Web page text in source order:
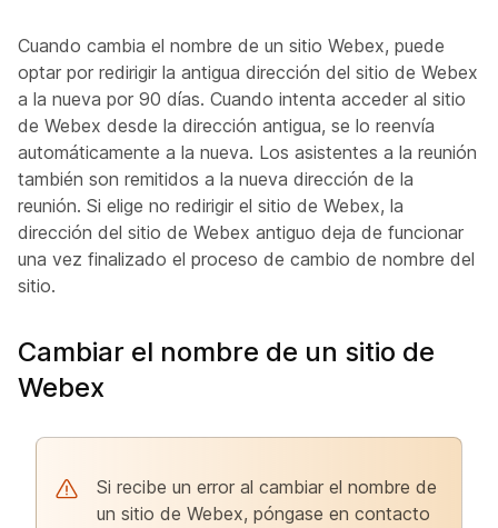
Cuando cambia el nombre de un sitio Webex, puede
optar por redirigir la antigua dirección del sitio de Webex
a la nueva por 90 días. Cuando intenta acceder al sitio
de Webex desde la dirección antigua, se lo reenvía
automáticamente a la nueva. Los asistentes a la reunión
también son remitidos a la nueva dirección de la
reunión. Si elige no redirigir el sitio de Webex, la
dirección del sitio de Webex antiguo deja de funcionar
una vez finalizado el proceso de cambio de nombre del
sitio.
Cambiar el nombre de un sitio de
Webex
Si recibe un error al cambiar el nombre de
un sitio de Webex, póngase en contacto